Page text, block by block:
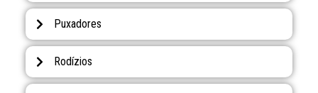
Puxadores
Rodízios